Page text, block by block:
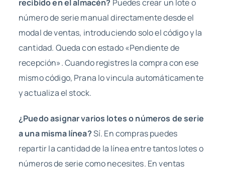
recibido en el almacén? Puedes crear un lote o
número de serie manual directamente desde el
modal de ventas, introduciendo solo el código y la
cantidad. Queda con estado «Pendiente de
recepción». Cuando registres la compra con ese
mismo código, Prana lo vincula automáticamente
y actualiza el stock.
¿Puedo asignar varios lotes o números de serie
a una misma línea?Sí. En compras puedes
repartir la cantidad de la línea entre tantos lotes o
números de serie como necesites. En ventas